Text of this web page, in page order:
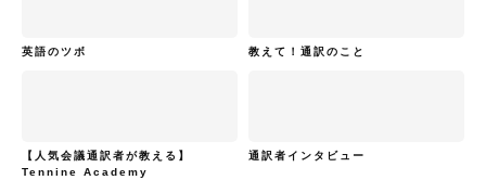
英語のツボ 教えて！通訳のこと
【人気会議通訳者が教える】
Tennine Academy
通訳者インタビュー